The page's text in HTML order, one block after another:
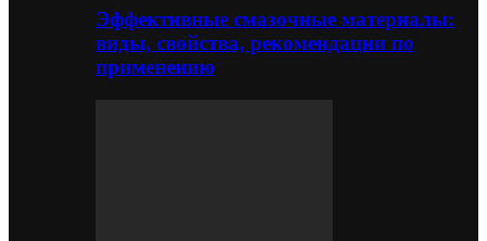
Эффективные смазочные материалы:
виды, свойства, рекомендации по
применению